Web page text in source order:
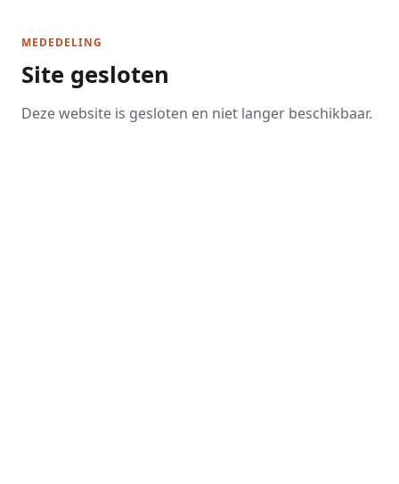
MEDEDELING
Site gesloten
Deze website is gesloten en niet langer beschikbaar.